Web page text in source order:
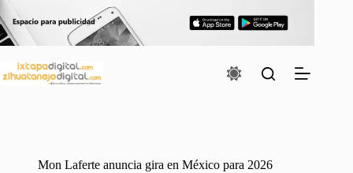
al
contenido
Mon Laferte anuncia gira en México para 2026